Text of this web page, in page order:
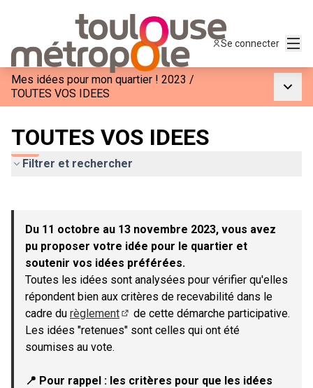
Se connecter
Mes idées pour mon quartier ! 2023 /
TOUTES VOS IDEES
TOUTES VOS IDEES
Filtrer et rechercher
−
Du 11 octobre au 13 novembre 2023, vous avez
pu proposer votre idée pour le quartier et
soutenir vos idées préférées.
Toutes les idées sont analysées pour vérifier qu'elles
répondent bien aux critères de recevabilité dans le
cadre du règlement
(Lien externe)
de cette démarche participative.
Les idées "retenues" sont celles qui ont été
soumises au vote.
📍 Pour rappel : les critères pour que les idées